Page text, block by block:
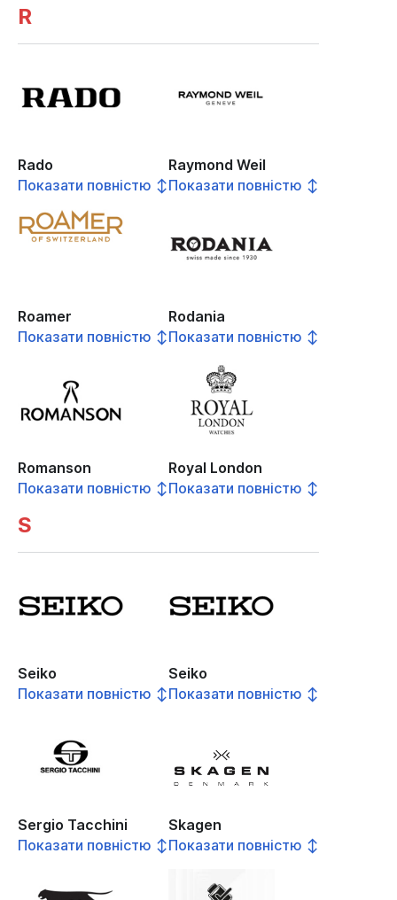
R
Rado
Показати повністю ↕
Raymond Weil
Показати повністю ↕
Roamer
Показати повністю ↕
Rodania
Показати повністю ↕
Romanson
Показати повністю ↕
Royal London
Показати повністю ↕
S
Seiko
Показати повністю ↕
Seiko
Показати повністю ↕
Sergio Tacchini
Показати повністю ↕
Skagen
Показати повністю ↕